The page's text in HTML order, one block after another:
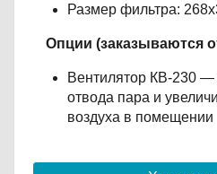
Размер фильтра:
Опции (заказываются
Вентилятор КВ-230 —
отвода пара и
воздуха в помещении